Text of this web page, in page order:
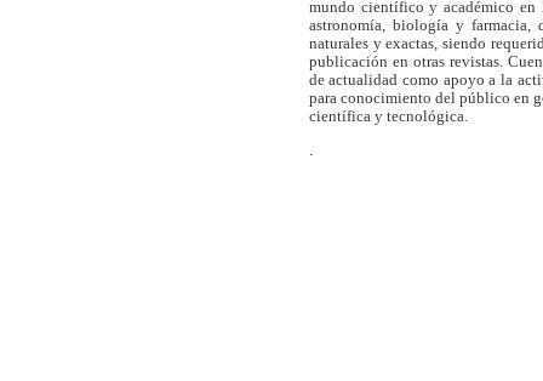
mundo científico y académico en
astronomía, biología y farmacia,
naturales y exactas, siendo
publicación en otras revistas.
de actualidad como apoyo a la
para conocimiento del público en
científica y tecnológica.